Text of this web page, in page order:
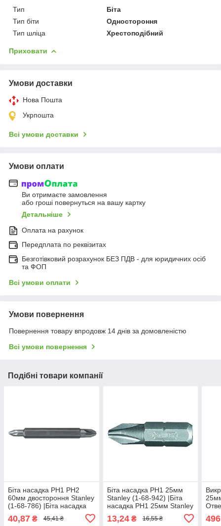
Тип
Біта
Тип біти
Одностороння
Тип шліца
Хрестоподібний
Приховати
Умови доставки
Нова Пошта
Укрпошта
Всі умови доставки
Умови оплати
Ви отримаєте замовлення
або гроші повернуться на вашу картку
Детальніше
Оплата на рахунок
Передплата по реквізитах
Безготівковий розрахунок БЕЗ ПДВ - для юридичних осіб
та ФОП
Всі умови оплати
Умови повернення
Повернення товару впродовж 14 днів за домовленістю
Всі умови повернення
Подібні товари компанії
Біта насадка PH1 PH2
60мм двостороння Stanley
(1-68-786) |Біта насадка
40,87 ₴ 45,41 ₴
Біта насадка PH1 25мм
Stanley (1-68-942) |Біта
насадка PH1 25мм Stanley
13,24₴ 16,55 ₴